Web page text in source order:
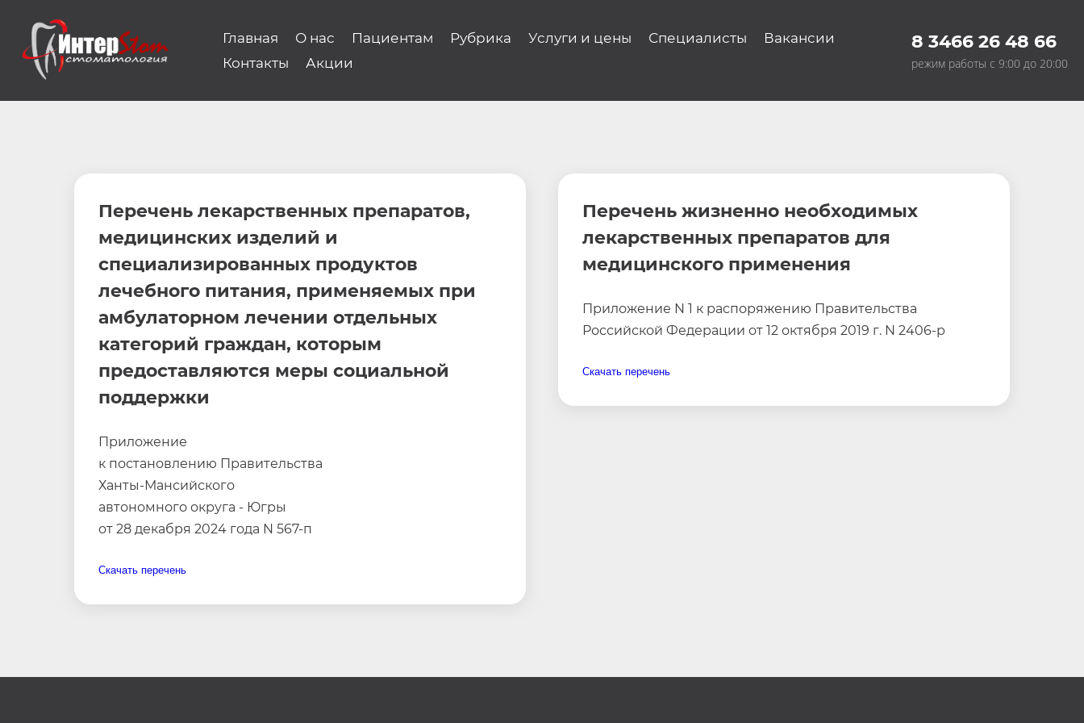
Главная О нас Пациентам Рубрика Услуги и цены Специалисты
Вакансии
Контакты
Акции
8 3466 26 48 66
режим работы с 9:00 до 20:00
Перечень лекарственных препаратов,
медицинских изделий и
специализированных продуктов
лечебного питания, применяемых при
амбулаторном лечении отдельных
категорий граждан, которым
предоставляются меры социальной
поддержки
Приложение
к постановлению Правительства
Ханты-Мансийского
автономного округа - Югры
от 28 декабря 2024 года N 567-п
Скачать перечень
Перечень жизненно необходимых
лекарственных препаратов для
медицинского применения
Приложение N 1 к распоряжению Правительства
Российской Федерации от 12 октября 2019 г. N 2406-р
Скачать перечень